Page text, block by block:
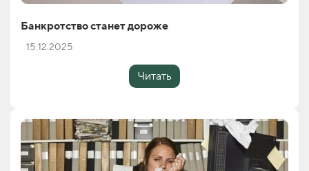
Банкротство станет дороже
15.12.2025
Читать